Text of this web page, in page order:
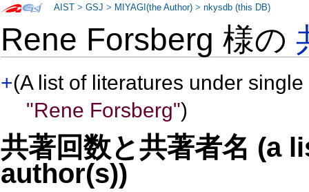
Rene Forsberg 様の
+(A list of literatures under
"Rene Forsberg")
共著回数と共著者名 (a
author(s))
AIST >GSJ > MIYAGI(the Author) >nkysdb (this DB)